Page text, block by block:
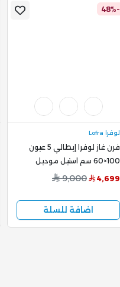
-48%
لوفرا Lofra
فرن غاز لوفرا إيطالي 5 عيون
100×60 سم استيل موديل
PG106G2VGT/U1
4,699
9,000
اضافة للسلة